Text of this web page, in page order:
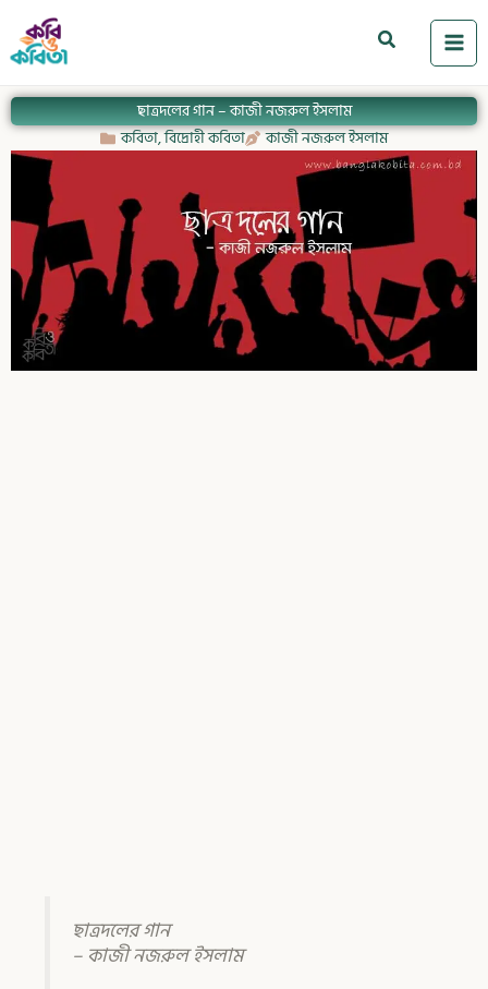
content
Search
ছাত্রদলের গান – কাজী নজরুল ইসলাম
কবিতা,বিদ্রোহী কবিতা কাজী নজরুল ইসলাম
ছাত্রদলের গান
– কাজী নজরুল ইসলাম